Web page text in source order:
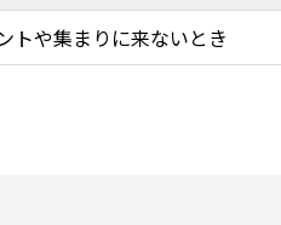
トや集まりに来ないとき